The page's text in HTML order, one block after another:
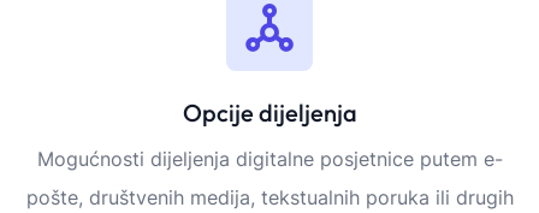
Opcije dijeljenja
Mogućnosti dijeljenja digitalne posjetnice putem e-
pošte, društvenih medija, tekstualnih poruka ili drugih